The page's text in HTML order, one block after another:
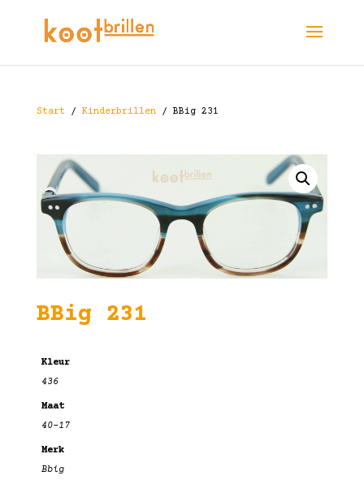
Start/ Kinderbrillen/ BBig 231
BBig 231
Kleur
436
Maat
40-17
Merk
Bbig